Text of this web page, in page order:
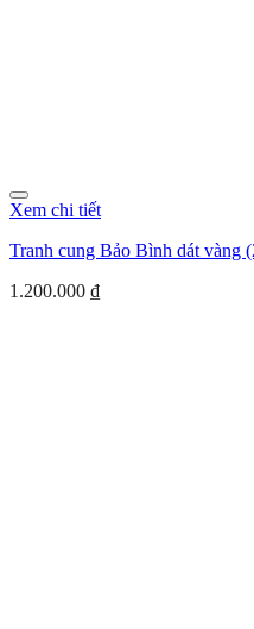
Xem chi tiết
Tranh cung Bảo Bình dát vàng
1.200.000 ₫